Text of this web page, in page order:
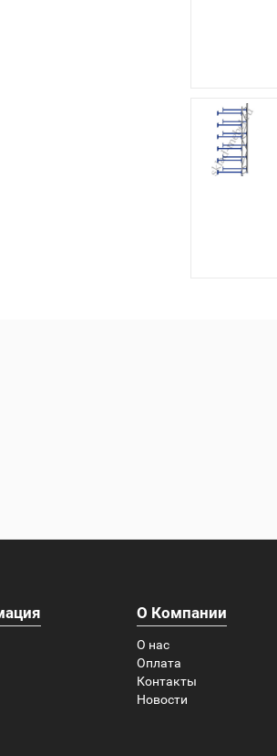
О Компании
О нас
Оплата
Контакты
Новости